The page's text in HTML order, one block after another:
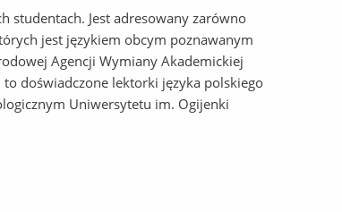
studentach. Jest adresowany zarówno
jest językiem obcym poznawanym
Agencji Wymiany Akademickiej
doświadczone lektorki języka polskiego
Uniwersytetu im. Ogijenki